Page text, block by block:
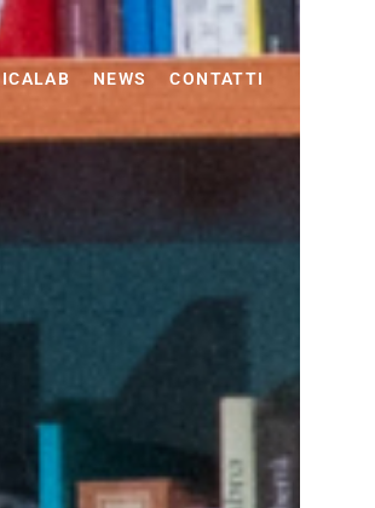
NEWS CONTATTI